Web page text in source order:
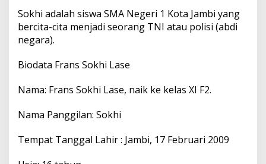
Sokhi adalah siswa SMA Negeri 1 Kota Jambi yang
bercita-cita menjadi seorang TNI atau polisi (abdi
negara).
Biodata Frans Sokhi Lase
Nama: Frans Sokhi Lase, naik ke kelas XI F2.
Nama Panggilan: Sokhi
Tempat Tanggal Lahir : Jambi, 17 Februari 2009